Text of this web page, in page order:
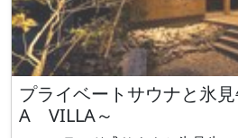
プライベートサウナと氷
A VILLA～